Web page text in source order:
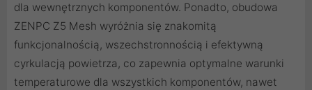
dla wewnętrznych komponentów. Ponadto, obudowa
ZENPC Z5 Mesh wyróżnia się znakomitą
funkcjonalnością, wszechstronnością i efektywną
cyrkulacją powietrza, co zapewnia optymalne warunki
temperaturowe dla wszystkich komponentów, nawet